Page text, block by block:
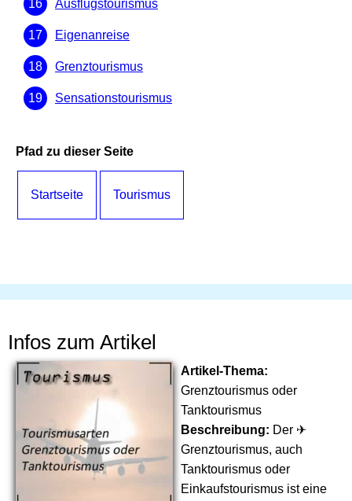
Ausflugstourismus
Eigenanreise
Grenztourismus
Sensationstourismus
Pfad zu dieser Seite
Startseite Tourismus
Infos zum Artikel
Artikel-Thema:
Grenztourismus oder
Tanktourismus
Beschreibung: Der ✈
Grenztourismus, auch
Tanktourismus oder
Einkaufstourismus ist eine